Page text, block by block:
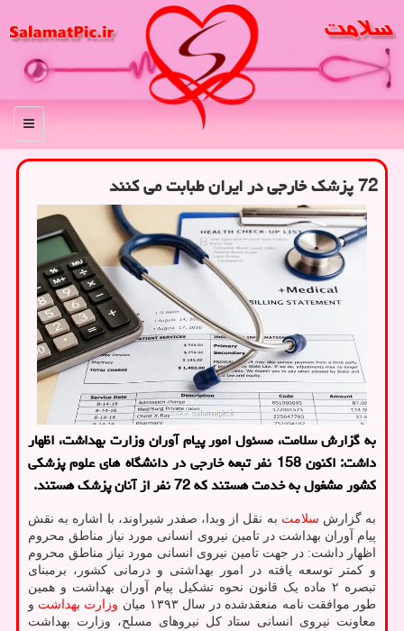
منو
72 پزشک خارجی در ایران طبابت می کنند
به گزارش سلامت، مسئول امور پیام آوران وزارت بهداشت، اظهار
داشت: اکنون 158 نفر تبعه خارجی در دانشگاه های علوم پزشکی
کشور مشغول به خدمت هستند که 72 نفر از آنان پزشک هستند.
به گزارش سلامت به نقل از وبدا، صفدر شیراوند، با اشاره به نقش
پیام آوران بهداشت در تامین نیروی انسانی مورد نیاز مناطق محروم
اظهار داشت: در جهت تامین نیروی انسانی مورد نیاز مناطق محروم
و کمتر توسعه یافته در امور بهداشتی و درمانی کشور، برمبنای
تبصره ۲ ماده یک قانون نحوه تشکیل پیام آوران بهداشت و همین
طور موافقت نامه منعقدشده در سال ۱۳۹۳ میان
وزارت بهداشت و
معاونت نیروی انسانی ستاد کل نیروهای مسلح، وزارت بهداشت